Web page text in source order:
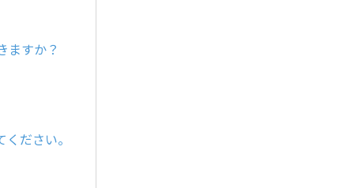
ますか？
ださい。